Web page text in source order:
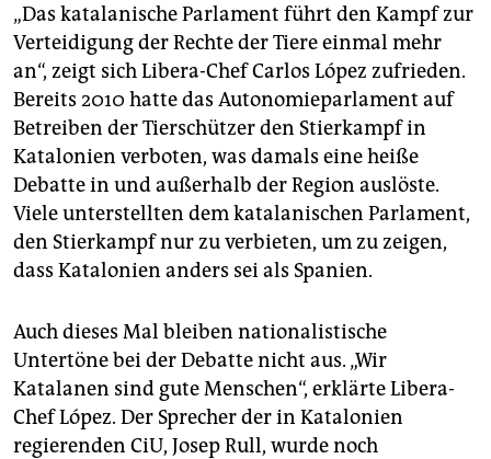
„Das katalanische Parlament führt den Kampf zur
Verteidigung der Rechte der Tiere einmal mehr
an“, zeigt sich Libera-Chef Carlos López zufrieden.
Bereits 2010 hatte das Autonomieparlament auf
Betreiben der Tierschützer den Stierkampf in
Katalonien verboten, was damals eine heiße
Debatte in und außerhalb der Region auslöste.
Viele unterstellten dem katalanischen Parlament,
den Stierkampf nur zu verbieten, um zu zeigen,
dass Katalonien anders sei als Spanien.
Auch dieses Mal bleiben nationalistische
Untertöne bei der Debatte nicht aus. „Wir
Katalanen sind gute Menschen“, erklärte Libera-
Chef López. Der Sprecher der in Katalonien
regierenden CiU, Josep Rull, wurde noch